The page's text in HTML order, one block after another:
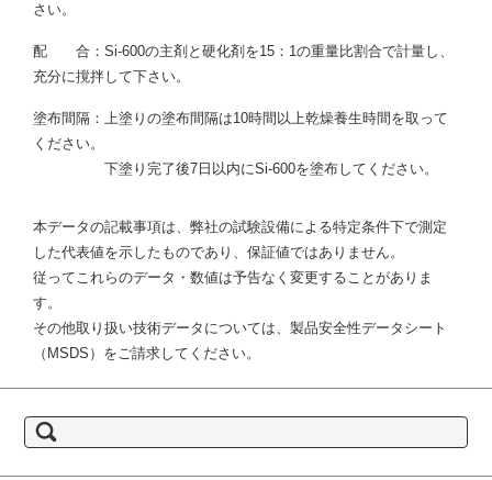
さい。
配 合：Si-600の主剤と硬化剤を15：1の重量比割合で計量し、
充分に撹拌して下さい。
塗布間隔：上塗りの塗布間隔は10時間以上乾燥養生時間を取って
ください。
下塗り完了後7日以内にSi-600を塗布してください。
本データの記載事項は、弊社の試験設備による特定条件下で測定
した代表値を示したものであり、保証値ではありません。
従ってこれらのデータ・数値は予告なく変更することがありま
す。
その他取り扱い技術データについては、製品安全性データシート
（MSDS）をご請求してください。
検索: